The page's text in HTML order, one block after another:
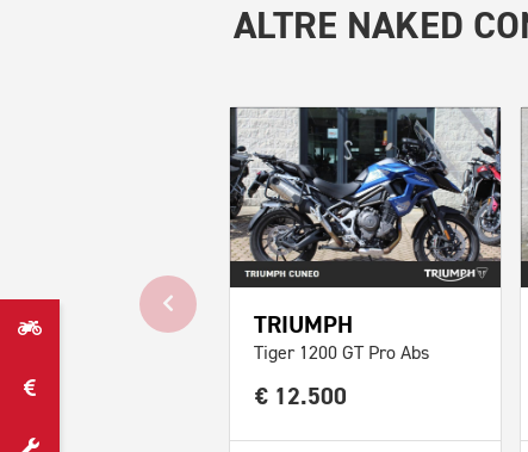
ALTRE NAKED
TRIUMPH
Tiger 1200 GT Pro Abs
€ 12.500